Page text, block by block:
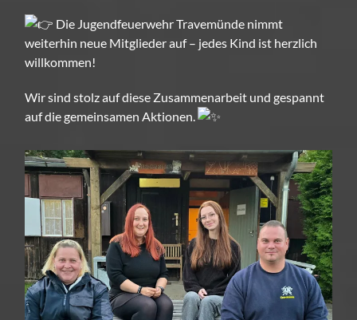
Die Jugendfeuerwehr Travemünde nimmt
weiterhin neue Mitglieder auf – jedes Kind ist herzlich
willkommen!
Wir sind stolz auf diese Zusammenarbeit und gespannt
auf die gemeinsamen Aktionen.